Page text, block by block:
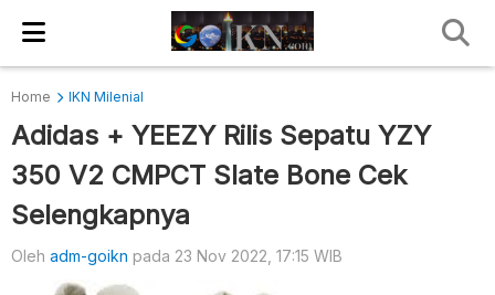
Home IKN Milenial
Adidas + YEEZY Rilis Sepatu YZY
350 V2 CMPCT Slate Bone Cek
Selengkapnya
Oleh adm-goikn pada 23 Nov 2022, 17:15 WIB